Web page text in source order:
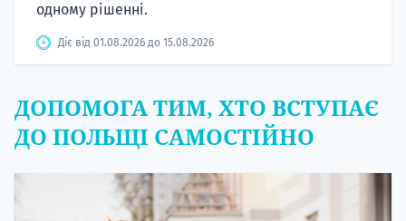
одному рішенні.
Діє від 01.08.2026 до 15.08.2026
ДОПОМОГА ТИМ, ХТО ВСТУПАЄ
ДО ПОЛЬЩІ САМОСТІЙНО